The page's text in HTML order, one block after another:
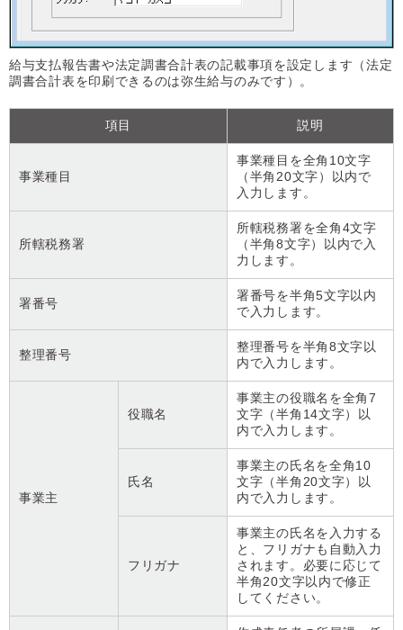
給与支払報告書や法定調書合計表の記載事項を設定します（法定
調書合計表を印刷できるのは弥生給与のみです）。
項目 説明
事業種目
事業種目を全角10文字
（半角20文字）以内で
入力します。
所轄税務署
所轄税務署を全角4文字
（半角8文字）以内で入
力します。
署番号
署番号を半角5文字以内
で入力します。
整理番号
整理番号を半角8文字以
内で入力します。
事業主
役職名
事業主の役職名を全角7
文字（半角14文字）以
内で入力します。
氏名
事業主の氏名を全角10
文字（半角20文字）以
内で入力します。
フリガナ
事業主の氏名を入力する
と、フリガナも自動入力
されます。必要に応じて
半角20文字以内で修正
してください。